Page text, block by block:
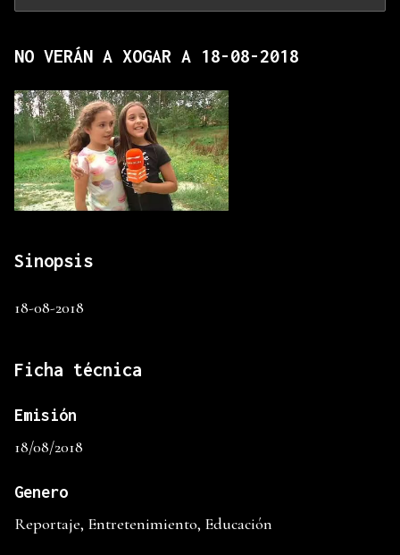
NO VERÁN A XOGAR A 18-08-2018
Sinopsis
18-08-2018
Ficha técnica
Emisión
18/08/2018
Genero
Reportaje, Entretenimiento, Educación